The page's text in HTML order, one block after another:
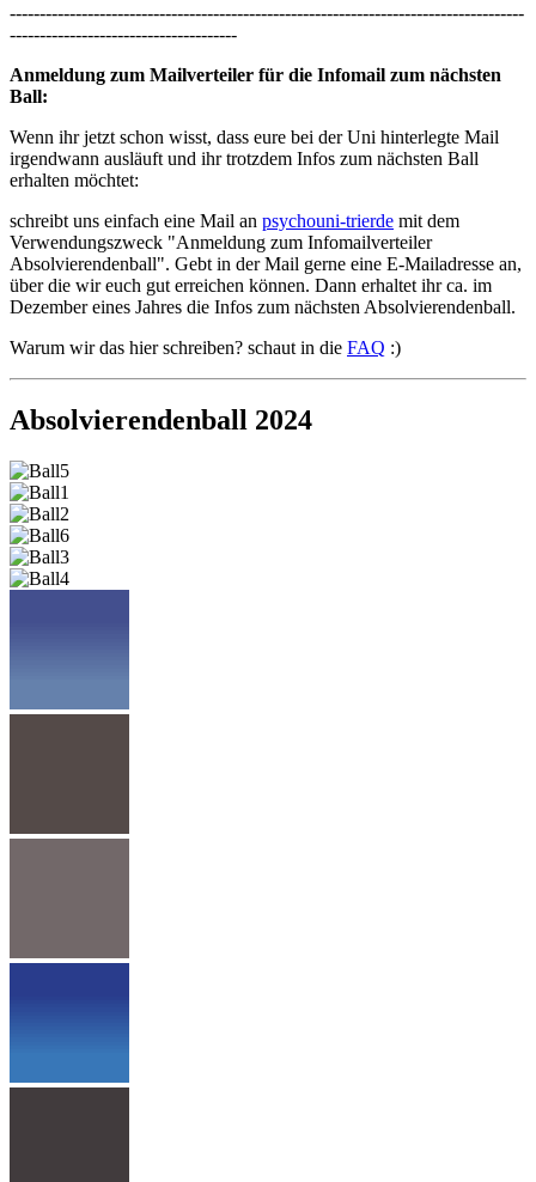
--------------------------------------------------------------------------------------
--------------------------------------
Anmeldung zum Mailverteiler für die Infomail zum nächsten
Ball:
Wenn ihr jetzt schon wisst, dass eure bei der Uni hinterlegte Mail
irgendwann ausläuft und ihr trotzdem Infos zum nächsten Ball
erhalten möchtet:
schreibt uns einfach eine Mail an psychouni-trierde mit dem
Verwendungszweck "Anmeldung zum Infomailverteiler
Absolvierendenball". Gebt in der Mail gerne eine E-Mailadresse an,
über die wir euch gut erreichen können. Dann erhaltet ihr ca. im
Dezember eines Jahres die Infos zum nächsten Absolvierendenball.
Warum wir das hier schreiben? schaut in die FAQ :)
Absolvierendenball 2024